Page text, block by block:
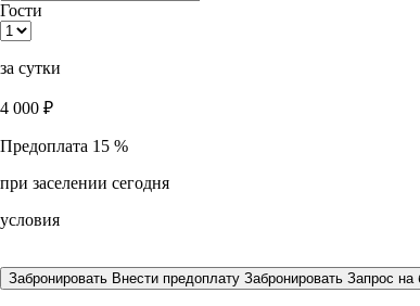
Гости
за сутки
4 000 ₽
Предоплата 15 %
при заселении сегодня
условия
Забронировать Внести предоплату Забронировать Запрос на